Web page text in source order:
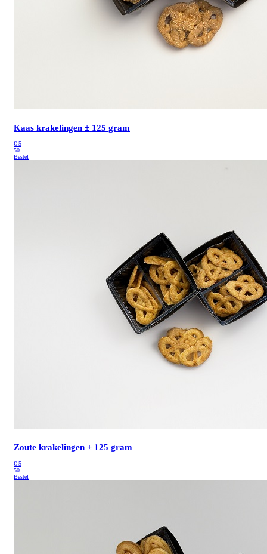
Kaas krakelingen ± 125 gram
€ 5
50
Bestel
Zoute krakelingen ± 125 gram
€ 5
50
Bestel